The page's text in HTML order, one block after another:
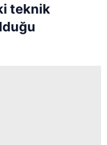
teknik